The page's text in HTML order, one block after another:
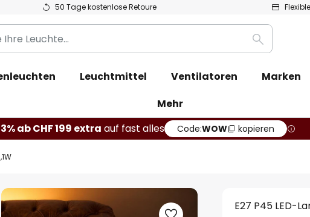
50 Tage kostenlose Retoure
Suche
Leuchtmittel Ventilatoren Marken
Mehr
ab CHF 199 extra auf fast alles Code:WOW kopieren
E27 P45 LED-